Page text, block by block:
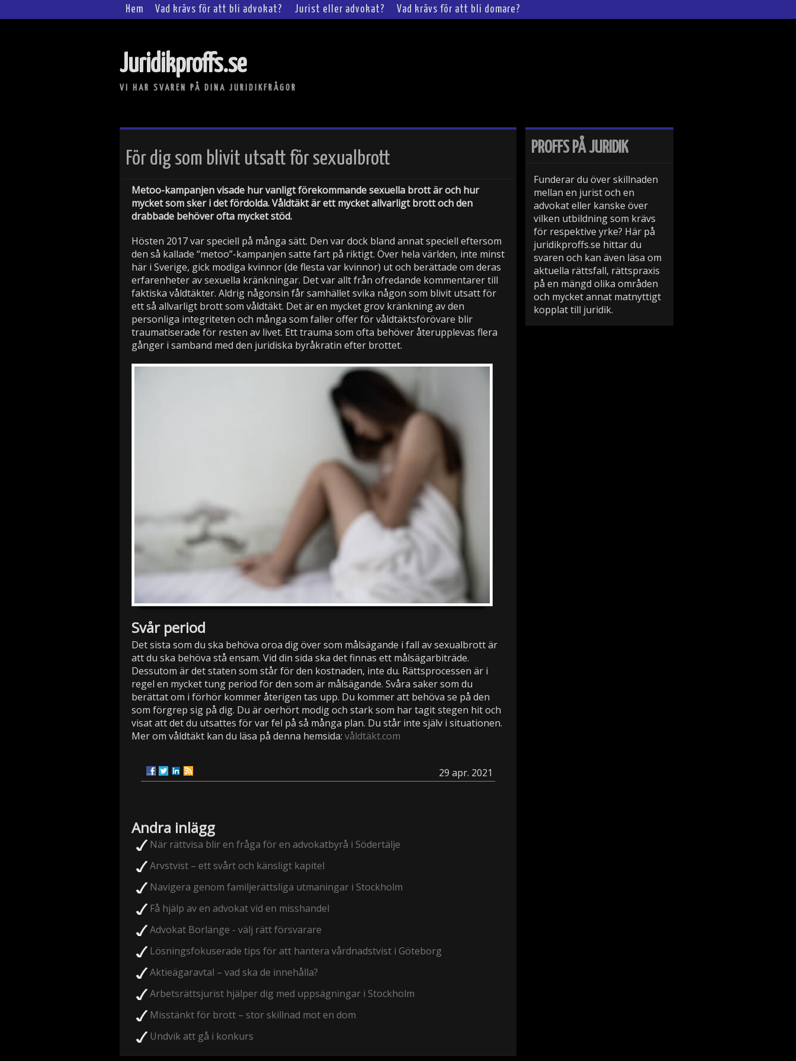
Hem Vad krävs för att bli advokat? Jurist eller advokat? Vad krävs för att bli domare?
Juridikproffs.se
VI HAR SVAREN PÅ DINA JURIDIKFRÅGOR
För dig som blivit utsatt för sexualbrott
Metoo-kampanjen visade hur vanligt förekommande sexuella brott är och hur
mycket som sker i det fördolda. Våldtäkt är ett mycket allvarligt brott och den
drabbade behöver ofta mycket stöd.
Hösten 2017 var speciell på många sätt. Den var dock bland annat speciell eftersom
den så kallade “metoo”-kampanjen satte fart på riktigt. Över hela världen, inte minst
här i Sverige, gick modiga kvinnor (de flesta var kvinnor) ut och berättade om deras
erfarenheter av sexuella kränkningar. Det var allt från ofredande kommentarer till
faktiska våldtäkter. Aldrig någonsin får samhället svika någon som blivit utsatt för
ett så allvarligt brott som våldtäkt. Det är en mycket grov kränkning av den
personliga integriteten och många som faller offer för våldtäktsförövare blir
traumatiserade för resten av livet. Ett trauma som ofta behöver återupplevas flera
gånger i samband med den juridiska byråkratin efter brottet.
Svår period
Det sista som du ska behöva oroa dig över som målsägande i fall av sexualbrott är
att du ska behöva stå ensam. Vid din sida ska det finnas ett målsägarbiträde.
Dessutom är det staten som står för den kostnaden, inte du. Rättsprocessen är i
regel en mycket tung period för den som är målsägande. Svåra saker som du
berättat om i förhör kommer återigen tas upp. Du kommer att behöva se på den
som förgrep sig på dig. Du är oerhört modig och stark som har tagit stegen hit och
visat att det du utsattes för var fel på så många plan. Du står inte själv i situationen.
Mer om våldtäkt kan du läsa på denna hemsida: våldtäkt.com
29 apr. 2021
Andra inlägg
När rättvisa blir en fråga för en advokatbyrå i Södertälje
Arvstvist – ett svårt och känsligt kapitel
Navigera genom familjerättsliga utmaningar i Stockholm
Få hjälp av en advokat vid en misshandel
Advokat Borlänge - välj rätt försvarare
Lösningsfokuserade tips för att hantera vårdnadstvist i Göteborg
Aktieägaravtal – vad ska de innehålla?
Arbetsrättsjurist hjälper dig med uppsägningar i Stockholm
Misstänkt för brott – stor skillnad mot en dom
Undvik att gå i konkurs
PROFFS PÅ JURIDIK
Funderar du över skillnaden
mellan en jurist och en
advokat eller kanske över
vilken utbildning som krävs
för respektive yrke? Här på
juridikproffs.se hittar du
svaren och kan även läsa om
aktuella rättsfall, rättspraxis
på en mängd olika områden
och mycket annat matnyttigt
kopplat till juridik.